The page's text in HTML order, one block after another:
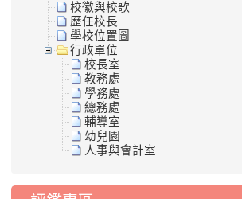
校徽與校歌
歷任校長
學校位置圖
行政單位
校長室
教務處
學務處
總務處
輔導室
幼兒園
人事與會計室